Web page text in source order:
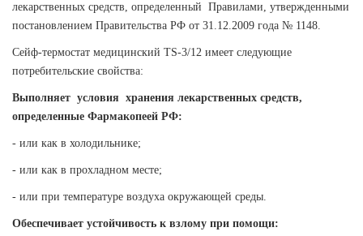
лекарственных средств, определенный Правилами, утвержденными
постановлением Правительства РФ от 31.12.2009 года № 1148.
Сейф-термостат медицинский TS-3/12 имеет следующие
потребительские свойства:
Выполняет условия хранения лекарственных средств,
определенные Фармакопеей РФ:
- или как в холодильнике;
- или как в прохладном месте;
- или при температуре воздуха окружающей среды.
Обеспечивает устойчивость к взлому при помощи: